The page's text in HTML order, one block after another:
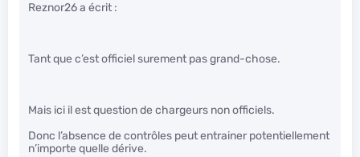
Reznor26 a écrit :
Tant que c’est officiel surement pas grand-chose.
Mais ici il est question de chargeurs non officiels.
Donc l’absence de contrôles peut entrainer potentiellement
n’importe quelle dérive.